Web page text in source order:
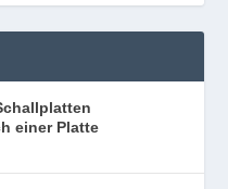
einer Platte